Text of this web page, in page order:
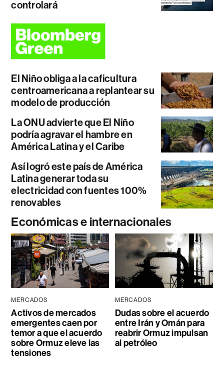
controlará
El Niño obliga a la caficultura
centroamericana a replantear su
modelo de producción
La ONU advierte que El Niño
podría agravar el hambre en
América Latina y el Caribe
Así logró este país de América
Latina generar toda su
electricidad con fuentes 100%
renovables
Económicas e internacionales
MERCADOS
Activos de mercados
emergentes caen por
temor a que el acuerdo
sobre Ormuz eleve las
tensiones
MERCADOS
Dudas sobre el acuerdo
entre Irán y Omán para
reabrir Ormuz impulsan
al petróleo